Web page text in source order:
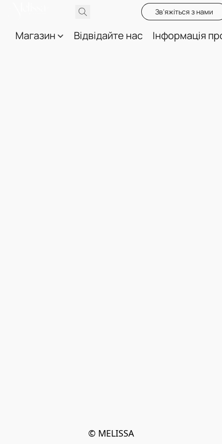
Зв'яжіться з нами
Магазин Відвідайте нас Інформація
© MELISSA